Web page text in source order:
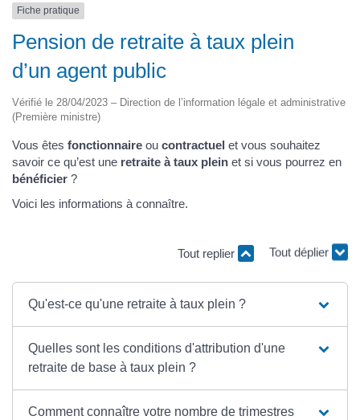
Fiche pratique
Pension de retraite à taux plein
d’un agent public
Vérifié le 28/04/2023 – Direction de l’information légale et administrative
(Première ministre)
Vous êtes fonctionnaire ou contractuel et vous souhaitez
savoir ce qu’est une retraite à taux plein et si vous pourrez en
bénéficier ?
Voici les informations à connaître.
Tout replier Tout déplier
Qu'est-ce qu'une retraite à taux plein ?
Quelles sont les conditions d'attribution d'une
retraite de base à taux plein ?
Comment connaître votre nombre de trimestres